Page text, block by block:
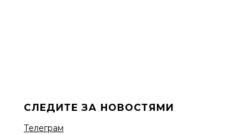
СЛЕДИТЕ ЗА НОВОСТЯМИ
Телеграм